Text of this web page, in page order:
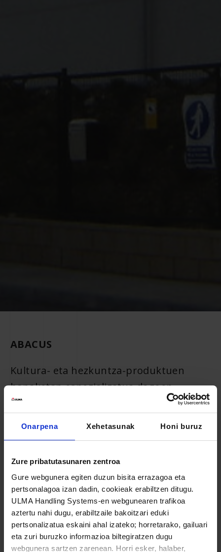
Onarpena Xehetasunak Honi buruz
Zure pribatutasunaren zentroa
Gure webgunera egiten duzun bisita errazagoa eta
pertsonalagoa izan dadin, cookieak erabiltzen ditugu.
ULMA Handling Systems-en webgunearen trafikoa
aztertu nahi dugu, erabiltzaile bakoitzari eduki
pertsonalizatua eskaini ahal izateko; horretarako, gailuari
eta zuri buruzko informazioa biltegiratzen dugu
webgunera sartzen zarenean. Horri esker, halaber,
ABACUS
Kultura- eta hezkuntza-produktuen
banaketan espezializatua dagoen
kooperatibak bere zentro logistiko
asetzen ditu.